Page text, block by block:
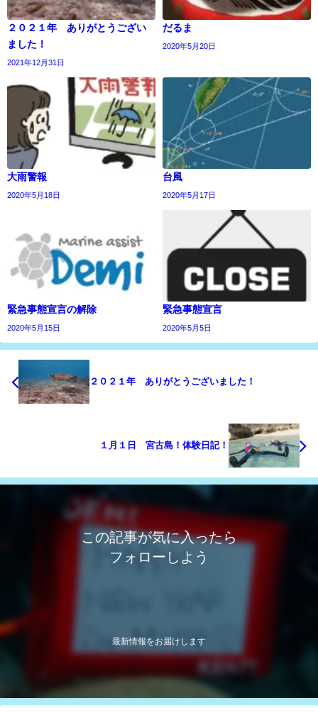
２０２１年 ありがとうござい
ました！
2021年12月31日
だるま
2020年5月20日
大雨警報
2020年5月18日
台風
2020年5月17日
緊急事態宣言の解除
2020年5月15日
緊急事態宣言
2020年5月5日
２０２１年 ありがとうございました！
１月１日 宮古島！体験日記！
この記事が気に入ったら
フォローしよう
最新情報をお届けします